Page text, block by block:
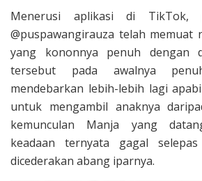
Menerusi aplikasi di TikTok,
@puspawangirauza telah memuat
yang kononnya penuh dengan
tersebut pada awalnya
mendebarkan lebih-lebih lagi
untuk mengambil anaknya
kemunculan Manja yang
keadaan ternyata gagal
dicederakan abang iparnya.